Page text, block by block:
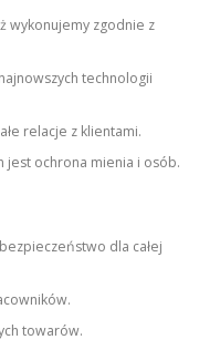
wykonujemy zgodnie z
technologii
relacje z klientami.
ochrona mienia i osób.
dla całej
towarów.